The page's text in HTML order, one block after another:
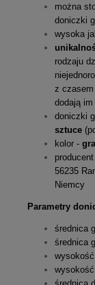
można
doniczki
wysoka
rodzaju
z czasem
dodają
doniczki
sztuce
kolor -
56235
Niemcy
Parametry
średnica
średnica